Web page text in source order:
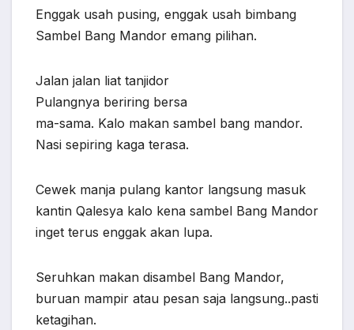
Enggak usah pusing, enggak usah bimbang
Sambel Bang Mandor emang pilihan.
Jalan jalan liat tanjidor
Pulangnya beriring bersa
ma-sama. Kalo makan sambel bang mandor.
Nasi sepiring kaga terasa.
Cewek manja pulang kantor langsung masuk
kantin Qalesya kalo kena sambel Bang Mandor
inget terus enggak akan lupa.
Seruhkan makan disambel Bang Mandor,
buruan mampir atau pesan saja langsung..pasti
ketagihan.